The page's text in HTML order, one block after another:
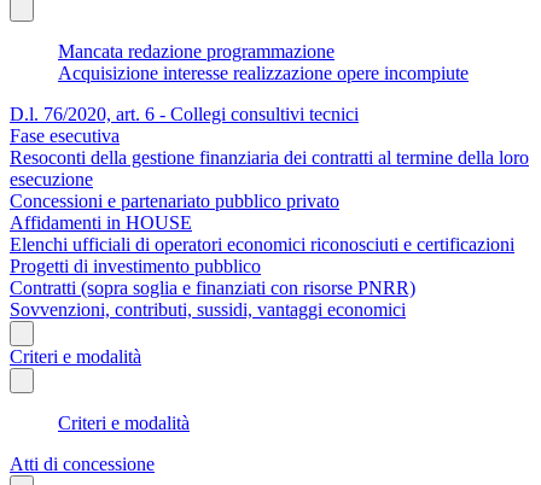
Mancata redazione programmazione
Acquisizione interesse realizzazione opere incompiute
D.l. 76/2020, art. 6 - Collegi consultivi tecnici
Fase esecutiva
Resoconti della gestione finanziaria dei contratti al termine della loro
esecuzione
Concessioni e partenariato pubblico privato
Affidamenti in HOUSE
Elenchi ufficiali di operatori economici riconosciuti e certificazioni
Progetti di investimento pubblico
Contratti (sopra soglia e finanziati con risorse PNRR)
Sovvenzioni, contributi, sussidi, vantaggi economici
Criteri e modalità
Criteri e modalità
Atti di concessione